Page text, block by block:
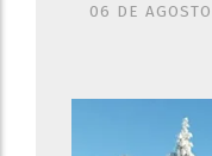
06 DE